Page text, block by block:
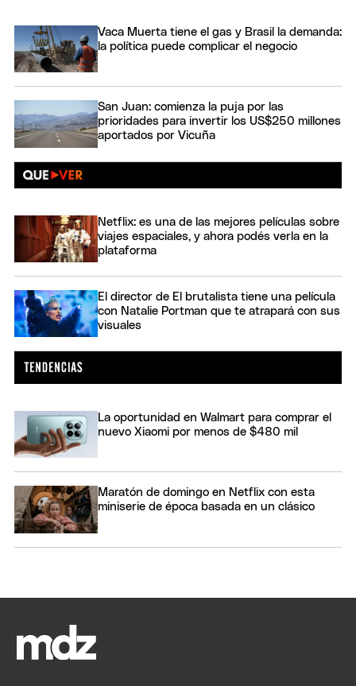
Vaca Muerta tiene el gas y Brasil la demanda:
la política puede complicar el negocio
San Juan: comienza la puja por las
prioridades para invertir los US$250 millones
aportados por Vicuña
Netflix: es una de las mejores películas sobre
viajes espaciales, y ahora podés verla en la
plataforma
El director de El brutalista tiene una película
con Natalie Portman que te atrapará con sus
visuales
La oportunidad en Walmart para comprar el
nuevo Xiaomi por menos de $480 mil
Maratón de domingo en Netflix con esta
miniserie de época basada en un clásico